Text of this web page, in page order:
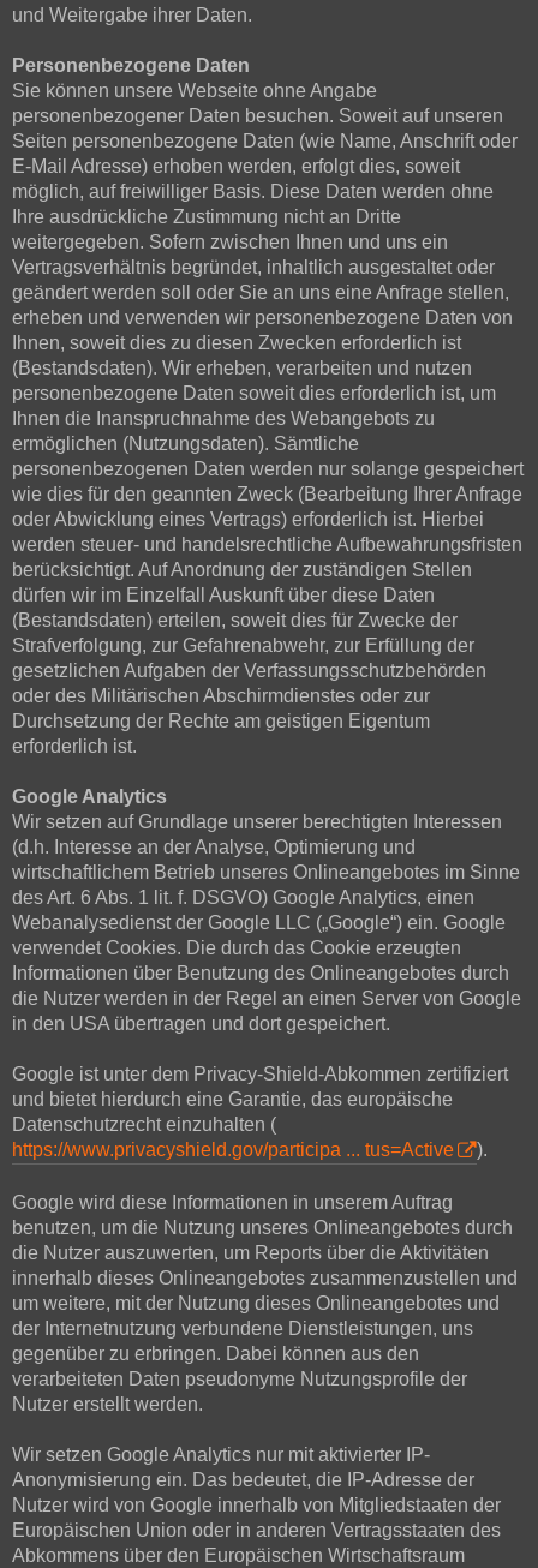
und Weitergabe ihrer Daten.
Personenbezogene Daten
Sie können unsere Webseite ohne Angabe
personenbezogener Daten besuchen. Soweit auf unseren
Seiten personenbezogene Daten (wie Name, Anschrift oder
E-Mail Adresse) erhoben werden, erfolgt dies, soweit
möglich, auf freiwilliger Basis. Diese Daten werden ohne
Ihre ausdrückliche Zustimmung nicht an Dritte
weitergegeben. Sofern zwischen Ihnen und uns ein
Vertragsverhältnis begründet, inhaltlich ausgestaltet oder
geändert werden soll oder Sie an uns eine Anfrage stellen,
erheben und verwenden wir personenbezogene Daten von
Ihnen, soweit dies zu diesen Zwecken erforderlich ist
(Bestandsdaten). Wir erheben, verarbeiten und nutzen
personenbezogene Daten soweit dies erforderlich ist, um
Ihnen die Inanspruchnahme des Webangebots zu
ermöglichen (Nutzungsdaten). Sämtliche
personenbezogenen Daten werden nur solange gespeichert
wie dies für den geannten Zweck (Bearbeitung Ihrer Anfrage
oder Abwicklung eines Vertrags) erforderlich ist. Hierbei
werden steuer- und handelsrechtliche Aufbewahrungsfristen
berücksichtigt. Auf Anordnung der zuständigen Stellen
dürfen wir im Einzelfall Auskunft über diese Daten
(Bestandsdaten) erteilen, soweit dies für Zwecke der
Strafverfolgung, zur Gefahrenabwehr, zur Erfüllung der
gesetzlichen Aufgaben der Verfassungsschutzbehörden
oder des Militärischen Abschirmdienstes oder zur
Durchsetzung der Rechte am geistigen Eigentum
erforderlich ist.
Google Analytics
Wir setzen auf Grundlage unserer berechtigten Interessen
(d.h. Interesse an der Analyse, Optimierung und
wirtschaftlichem Betrieb unseres Onlineangebotes im Sinne
des Art. 6 Abs. 1 lit. f. DSGVO) Google Analytics, einen
Webanalysedienst der Google LLC („Google“) ein. Google
verwendet Cookies. Die durch das Cookie erzeugten
Informationen über Benutzung des Onlineangebotes durch
die Nutzer werden in der Regel an einen Server von Google
in den USA übertragen und dort gespeichert.
Google ist unter dem Privacy-Shield-Abkommen zertifiziert
und bietet hierdurch eine Garantie, das europäische
Datenschutzrecht einzuhalten (
https://www.privacyshield.gov/participa ... tus=Active
).
Google wird diese Informationen in unserem Auftrag
benutzen, um die Nutzung unseres Onlineangebotes durch
die Nutzer auszuwerten, um Reports über die Aktivitäten
innerhalb dieses Onlineangebotes zusammenzustellen und
um weitere, mit der Nutzung dieses Onlineangebotes und
der Internetnutzung verbundene Dienstleistungen, uns
gegenüber zu erbringen. Dabei können aus den
verarbeiteten Daten pseudonyme Nutzungsprofile der
Nutzer erstellt werden.
Wir setzen Google Analytics nur mit aktivierter IP-
Anonymisierung ein. Das bedeutet, die IP-Adresse der
Nutzer wird von Google innerhalb von Mitgliedstaaten der
Europäischen Union oder in anderen Vertragsstaaten des
Abkommens über den Europäischen Wirtschaftsraum